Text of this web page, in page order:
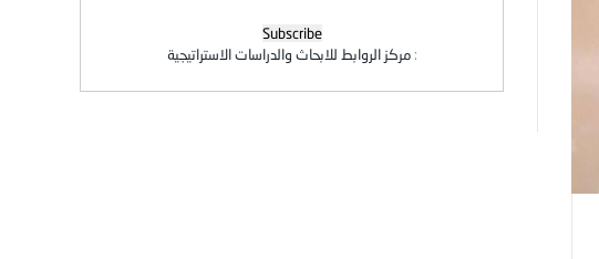
:مركز الروابط للابحاث والدراسات الاستراتيجية